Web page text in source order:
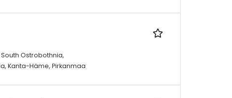
Ostrobothnia,
Kanta-Häme, Pirkanmaa